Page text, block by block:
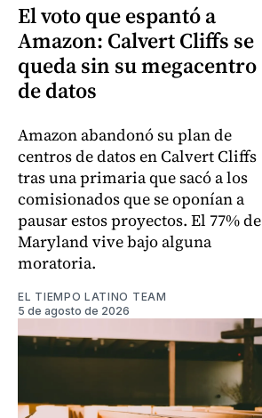
El voto que espantó a
Amazon: Calvert Cliffs se
queda sin su megacentro
de datos
Amazon abandonó su plan de
centros de datos en Calvert Cliffs
tras una primaria que sacó a los
comisionados que se oponían a
pausar estos proyectos. El 77% de
Maryland vive bajo alguna
moratoria.
EL TIEMPO LATINO TEAM
5 de agosto de 2026